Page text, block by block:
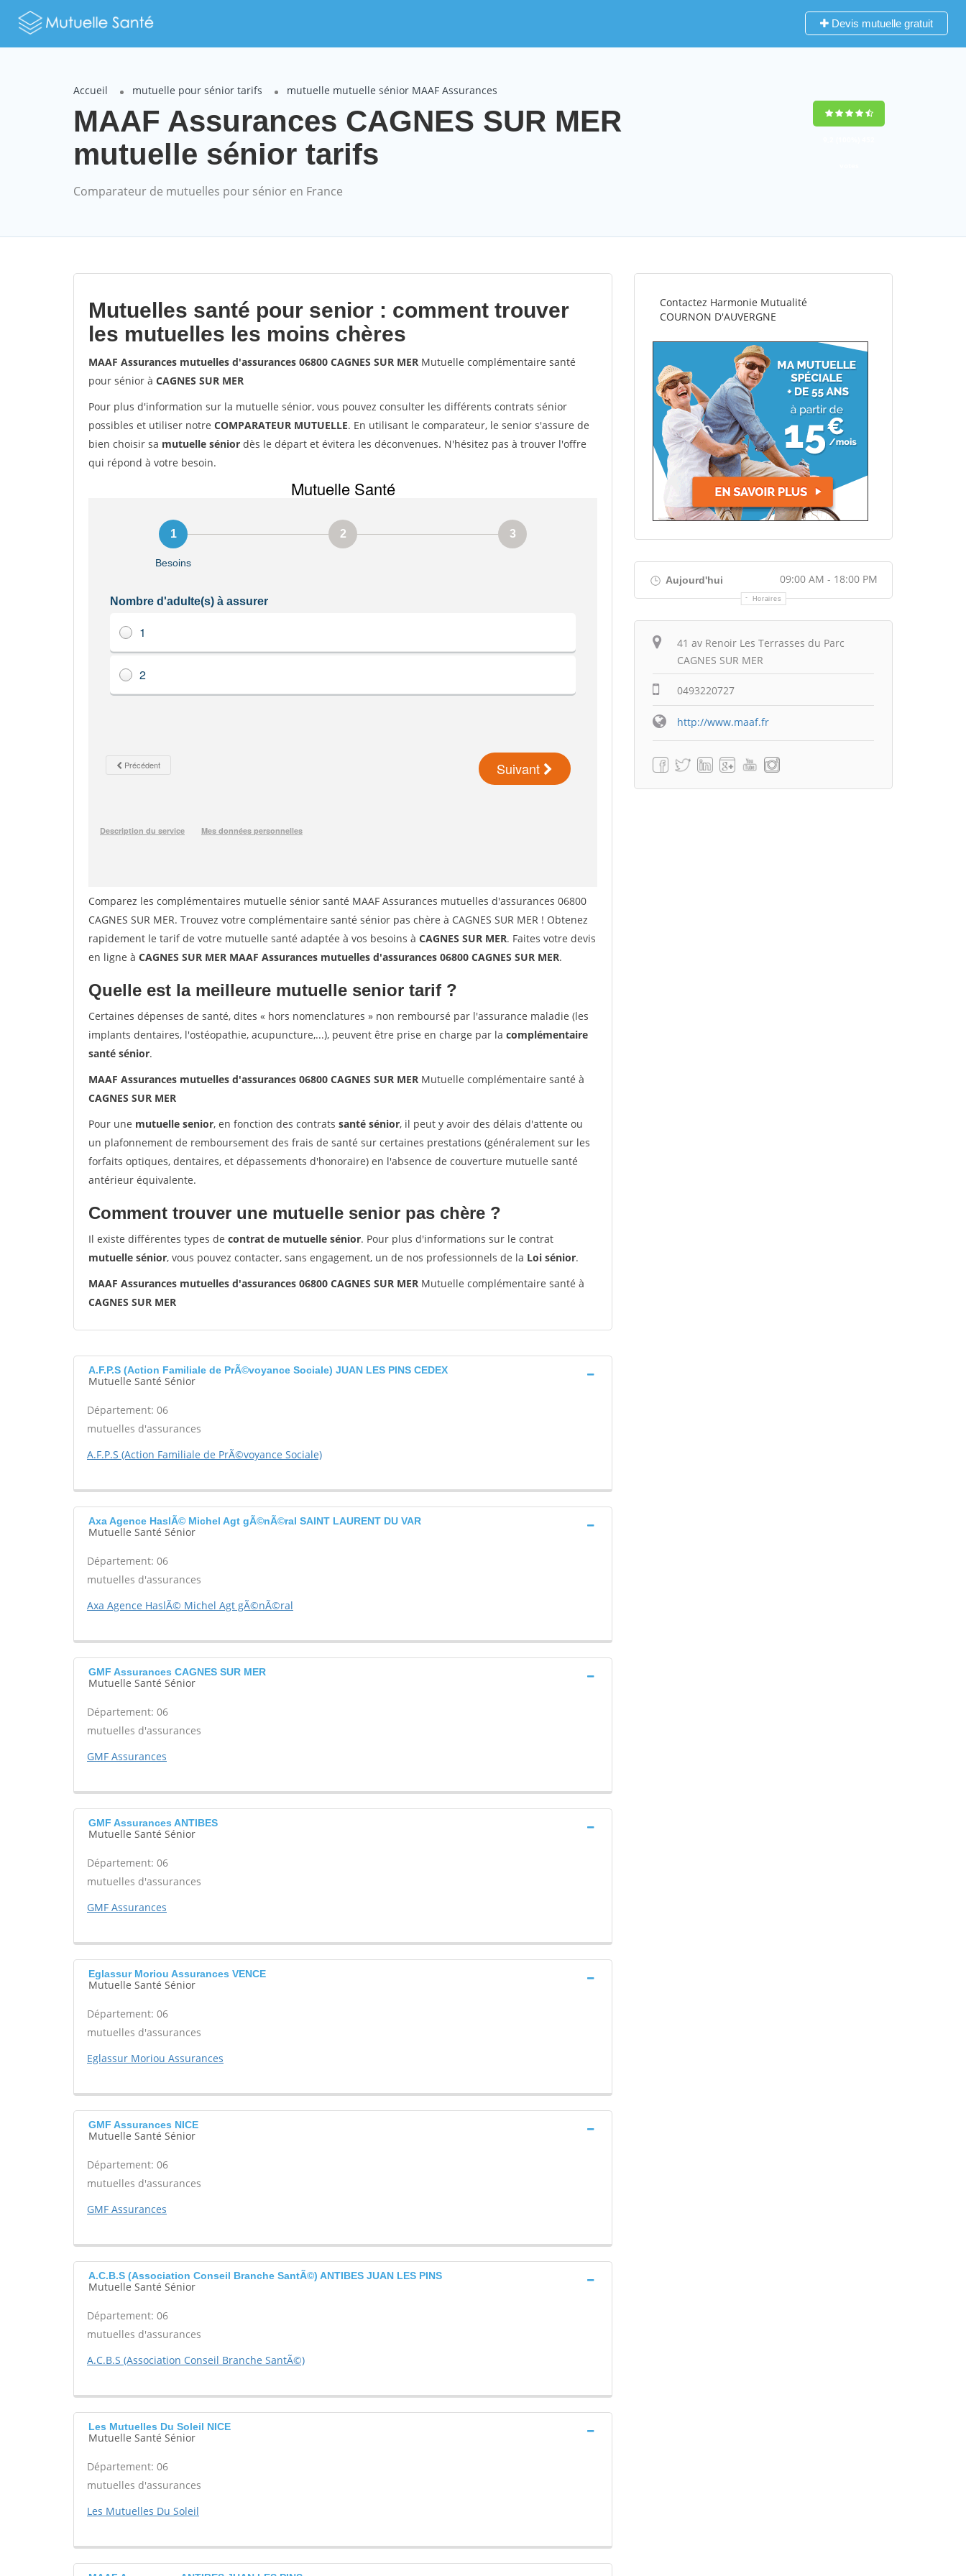
Devis mutuelle gratuit
Accueil mutuelle pour sénior tarifs mutuelle mutuelle sénior MAAF Assurances
MAAF Assurances CAGNES SUR MER
mutuelle sénior tarifs
Comparateur de mutuelles pour sénior en France
Mutuelles santé pour senior : comment trouver
les mutuelles les moins chères
MAAF Assurances mutuelles d'assurances 06800 CAGNES SUR MER Mutuelle complémentaire santé
pour sénior à CAGNES SUR MER
Pour plus d'information sur la mutuelle sénior, vous pouvez consulter les différents contrats sénior
possibles et utiliser notre COMPARATEUR MUTUELLE. En utilisant le comparateur, le senior s'assure de
bien choisir sa mutuelle sénior dès le départ et évitera les déconvenues. N'hésitez pas à trouver l'offre
qui répond à votre besoin.
Comparez les complémentaires mutuelle sénior santé MAAF Assurances mutuelles d'assurances 06800
CAGNES SUR MER. Trouvez votre complémentaire santé sénior pas chère à CAGNES SUR MER ! Obtenez
rapidement le tarif de votre mutuelle santé adaptée à vos besoins à CAGNES SUR MER. Faites votre devis
en ligne à CAGNES SUR MER MAAF Assurances mutuelles d'assurances 06800 CAGNES SUR MER.
Quelle est la meilleure mutuelle senior tarif ?
Certaines dépenses de santé, dites « hors nomenclatures » non remboursé par l'assurance maladie (les
implants dentaires, l'ostéopathie, acupuncture,...), peuvent être prise en charge par la complémentaire
santé sénior.
MAAF Assurances mutuelles d'assurances 06800 CAGNES SUR MER Mutuelle complémentaire santé à
CAGNES SUR MER
Pour une mutuelle senior, en fonction des contrats santé sénior, il peut y avoir des délais d'attente ou
un plafonnement de remboursement des frais de santé sur certaines prestations (généralement sur les
forfaits optiques, dentaires, et dépassements d'honoraire) en l'absence de couverture mutuelle santé
antérieur équivalente.
Comment trouver une mutuelle senior pas chère ?
Il existe différentes types de contrat de mutuelle sénior. Pour plus d'informations sur le contrat
mutuelle sénior, vous pouvez contacter, sans engagement, un de nos professionnels de la Loi sénior.
MAAF Assurances mutuelles d'assurances 06800 CAGNES SUR MER Mutuelle complémentaire santé à
CAGNES SUR MER
A.F.P.S (Action Familiale de PrÃ©voyance Sociale) JUAN LES PINS CEDEX
Mutuelle Santé Sénior
Département: 06
mutuelles d'assurances
A.F.P.S (Action Familiale de PrÃ©voyance Sociale)
Axa Agence HaslÃ© Michel Agt gÃ©nÃ©ral SAINT LAURENT DU VAR
Mutuelle Santé Sénior
Département: 06
mutuelles d'assurances
Axa Agence HaslÃ© Michel Agt gÃ©nÃ©ral
GMF Assurances CAGNES SUR MER
Mutuelle Santé Sénior
Département: 06
mutuelles d'assurances
GMF Assurances
GMF Assurances ANTIBES
Mutuelle Santé Sénior
Département: 06
mutuelles d'assurances
GMF Assurances
Eglassur Moriou Assurances VENCE
Mutuelle Santé Sénior
Département: 06
mutuelles d'assurances
Eglassur Moriou Assurances
GMF Assurances NICE
Mutuelle Santé Sénior
Département: 06
mutuelles d'assurances
GMF Assurances
A.C.B.S (Association Conseil Branche SantÃ©) ANTIBES JUAN LES PINS
Mutuelle Santé Sénior
Département: 06
mutuelles d'assurances
A.C.B.S (Association Conseil Branche SantÃ©)
Les Mutuelles Du Soleil NICE
Mutuelle Santé Sénior
Département: 06
mutuelles d'assurances
Les Mutuelles Du Soleil
Contactez Harmonie Mutualité
COURNON D'AUVERGNE
Aujourd'hui 09:00 AM - 18:00 PM
Horaires
41 av Renoir Les Terrasses du Parc
CAGNES SUR MER
0493220727
http://www.maaf.fr